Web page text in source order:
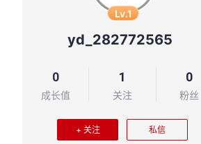
Lv.1
yd_282772565
0
成长值
1
关注
0
粉丝
+ 关注 私信